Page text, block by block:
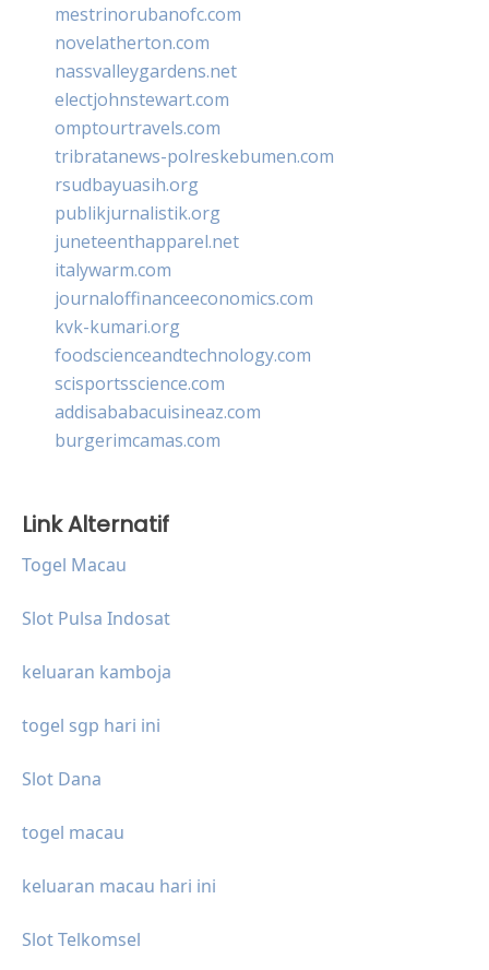
mestrinorubanofc.com
novelatherton.com
nassvalleygardens.net
electjohnstewart.com
omptourtravels.com
tribratanews-polreskebumen.com
rsudbayuasih.org
publikjurnalistik.org
juneteenthapparel.net
italywarm.com
journaloffinanceeconomics.com
kvk-kumari.org
foodscienceandtechnology.com
scisportsscience.com
addisababacuisineaz.com
burgerimcamas.com
Link Alternatif
Togel Macau
Slot Pulsa Indosat
keluaran kamboja
togel sgp hari ini
Slot Dana
togel macau
keluaran macau hari ini
Slot Telkomsel